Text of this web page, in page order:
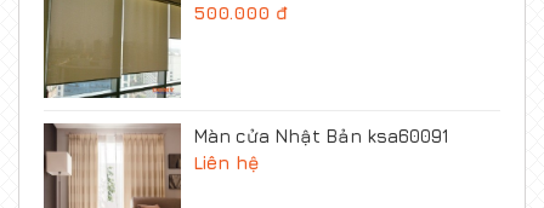
500.000 đ
Màn cửa Nhật Bản ksa60091
Liên hệ